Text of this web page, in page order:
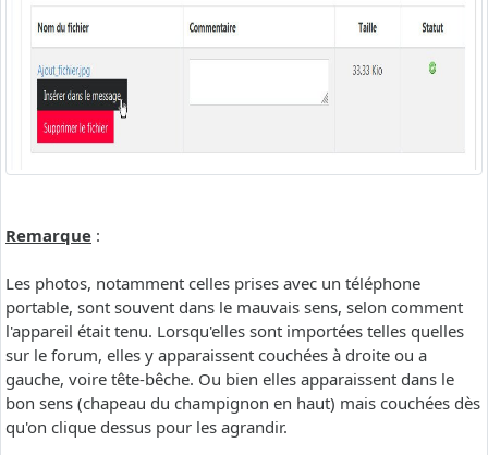
Remarque :
Les photos, notamment celles prises avec un téléphone
portable, sont souvent dans le mauvais sens, selon comment
l'appareil était tenu. Lorsqu'elles sont importées telles quelles
sur le forum, elles y apparaissent couchées à droite ou a
gauche, voire tête-bêche. Ou bien elles apparaissent dans le
bon sens (chapeau du champignon en haut) mais couchées dès
qu'on clique dessus pour les agrandir.